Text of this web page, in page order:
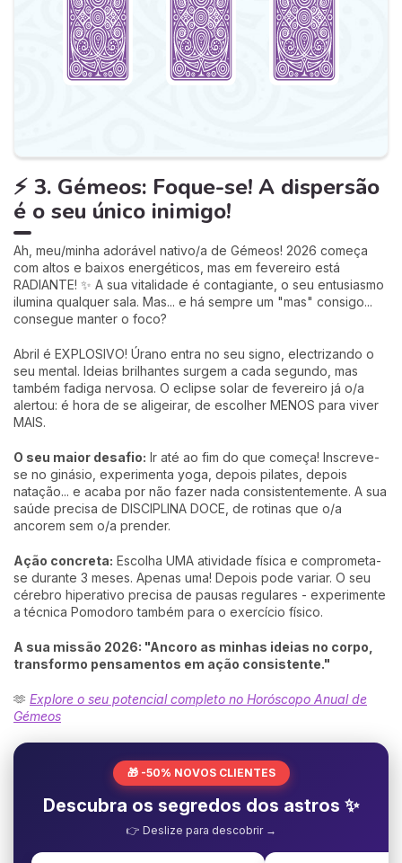
⚡ 3. Gémeos: Foque-se! A dispersão
é o seu único inimigo!
Ah, meu/minha adorável nativo/a de Gémeos! 2026 começa
com altos e baixos energéticos, mas em fevereiro está
RADIANTE! ✨ A sua vitalidade é contagiante, o seu entusiasmo
ilumina qualquer sala. Mas... e há sempre um "mas" consigo...
consegue manter o foco?
Abril é EXPLOSIVO! Úrano entra no seu signo, electrizando o
seu mental. Ideias brilhantes surgem a cada segundo, mas
também fadiga nervosa. O eclipse solar de fevereiro já o/a
alertou: é hora de se aligeirar, de escolher MENOS para viver
MAIS.
O seu maior desafio: Ir até ao fim do que começa! Inscreve-
se no ginásio, experimenta yoga, depois pilates, depois
natação... e acaba por não fazer nada consistentemente. A sua
saúde precisa de DISCIPLINA DOCE, de rotinas que o/a
ancorem sem o/a prender.
Ação concreta: Escolha UMA atividade física e comprometa-
se durante 3 meses. Apenas uma! Depois pode variar. O seu
cérebro hiperativo precisa de pausas regulares - experimente
a técnica Pomodoro também para o exercício físico.
A sua missão 2026: "Ancoro as minhas ideias no corpo,
transformo pensamentos em ação consistente."
🫶 Explore o seu potencial completo no Horóscopo Anual de
Gémeos
🎁 -50% NOVOS CLIENTES
Descubra os segredos dos astros ✨
👉 Deslize para descobrir →